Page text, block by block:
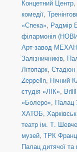
Концетний Центр,
комедії,
«Спека», Радмір
філармонія
Арт-завод
Залізничників,
Літопарк,
Zeppelin, Нічний
студія «ЛІК»,
«Болеро», Палац
ХАТОБ,
театр ім. Т.
музей, ТРК
Палац дитячої та